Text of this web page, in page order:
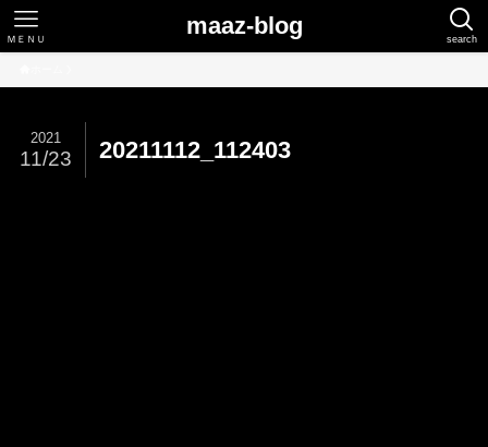
maaz-blog search
ＭＥＮＵ
20211112_112403
2021
11/23